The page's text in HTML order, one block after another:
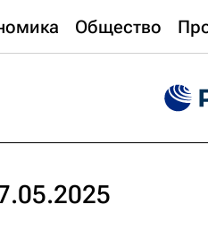
Общество